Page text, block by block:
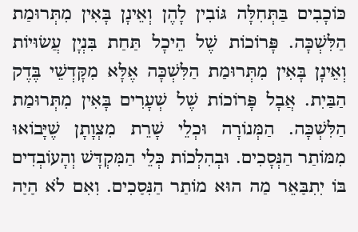
כּוֹכָבִים בַּתְּחִלָּה גּוֹבִין לָהֶן וְאֵינָן בָּאִין מִתְּרוּמַת
הַלִּשְׁכָּה. פָּרוֹכוֹת שֶׁל הֵיכָל תַּחַת בִּנְיָן עֲשׂוּיוֹת
וְאֵינָן בָּאִין מִתְּרוּמַת הַלִּשְׁכָּה אֶלָּא מִקָּדְשֵׁי בֶּדֶק
הַבַּיִת. אֲבָל פָּרוֹכוֹת שֶׁל שְׁעָרִים בָּאִין מִתְּרוּמַת
הַלִּשְׁכָּה. הַמְּנוֹרָה וּכְלֵי שָׁרֵת מִצְוָתָן שֶׁיָּבוֹאוּ
מִמּוֹתַר הַנְּסָכִים. וּבְהִלְכוֹת כְּלֵי הַמִּקְדָּשׁ וְהָעוֹבְדִים
בּוֹ יִתְבָּאֵר מַה הוּא מוֹתַר הַנְּסָכִים. וְאִם לֹא הָיָה